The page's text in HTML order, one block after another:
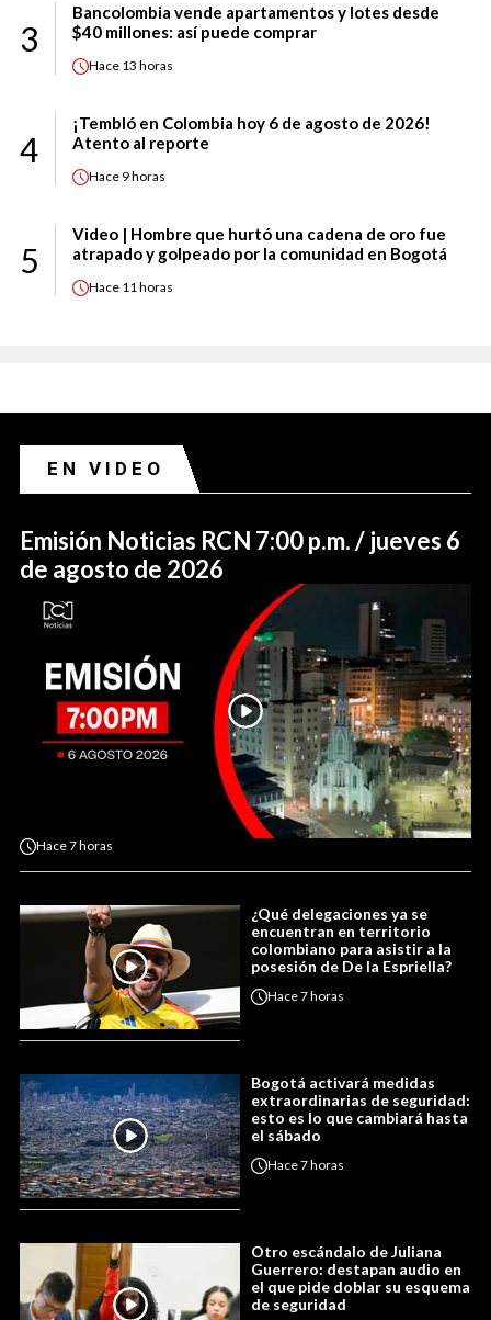
3
Bancolombia vende apartamentos y lotes desde
$40 millones: así puede comprar
Hace 13 horas
4
¡Tembló en Colombia hoy 6 de agosto de 2026!
Atento al reporte
Hace 9 horas
5
Video | Hombre que hurtó una cadena de oro fue
atrapado y golpeado por la comunidad en Bogotá
Hace 11 horas
EN VIDEO
Emisión Noticias RCN 7:00 p.m. / jueves 6
de agosto de 2026
Hace7 horas
¿Qué delegaciones ya se
encuentran en territorio
colombiano para asistir a la
posesión de De la Espriella?
Hace7 horas
Bogotá activará medidas
extraordinarias de seguridad:
esto es lo que cambiará hasta
el sábado
Hace7 horas
Otro escándalo de Juliana
Guerrero: destapan audio en
el que pide doblar su esquema
de seguridad